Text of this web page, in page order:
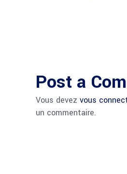
Post a
Vous devez vous
un commentaire.